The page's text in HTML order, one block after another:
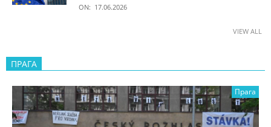
ON: 17.06.2026
VIEW ALL
ПРАГА
Прага